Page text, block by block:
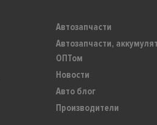
Автозапчасти
Автозапчасти,
ОПТом
Новости
Авто блог
Производители